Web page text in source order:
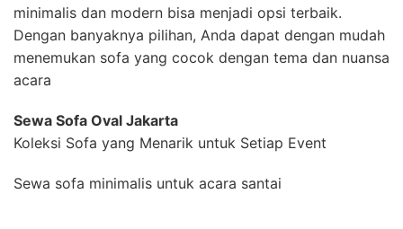
minimalis dan modern bisa menjadi opsi terbaik.
Dengan banyaknya pilihan, Anda dapat dengan mudah
menemukan sofa yang cocok dengan tema dan nuansa
acara
Sewa Sofa Oval Jakarta
Koleksi Sofa yang Menarik untuk Setiap Event
Sewa sofa minimalis untuk acara santai